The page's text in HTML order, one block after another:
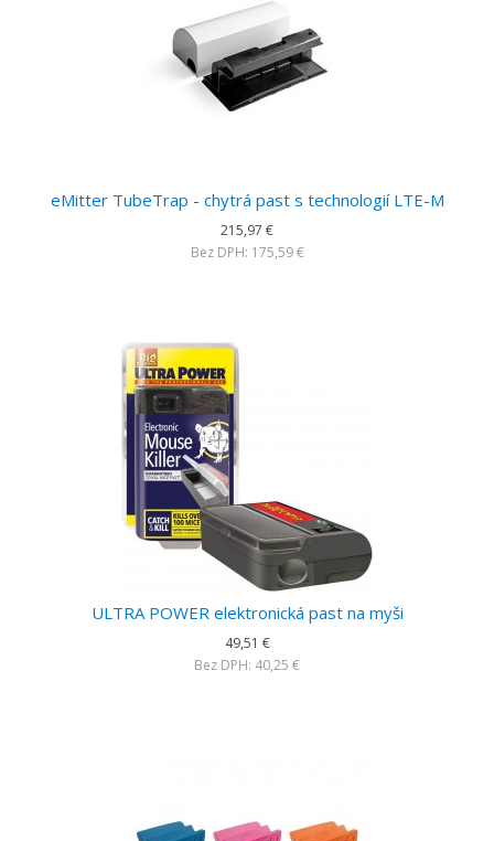
eMitter TubeTrap - chytrá past s technologií LTE-M
215,97 €
Bez DPH: 175,59 €
ULTRA POWER elektronická past na myši
49,51 €
Bez DPH: 40,25 €